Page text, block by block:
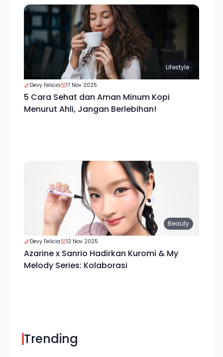
Lifestyle
Devy Felicia 17 Nov 2025
5 Cara Sehat dan Aman Minum Kopi
Menurut Ahli, Jangan Berlebihan!
Beauty
Devy Felicia 12 Nov 2025
Azarine x Sanrio Hadirkan Kuromi & My
Melody Series: Kolaborasi
Trending